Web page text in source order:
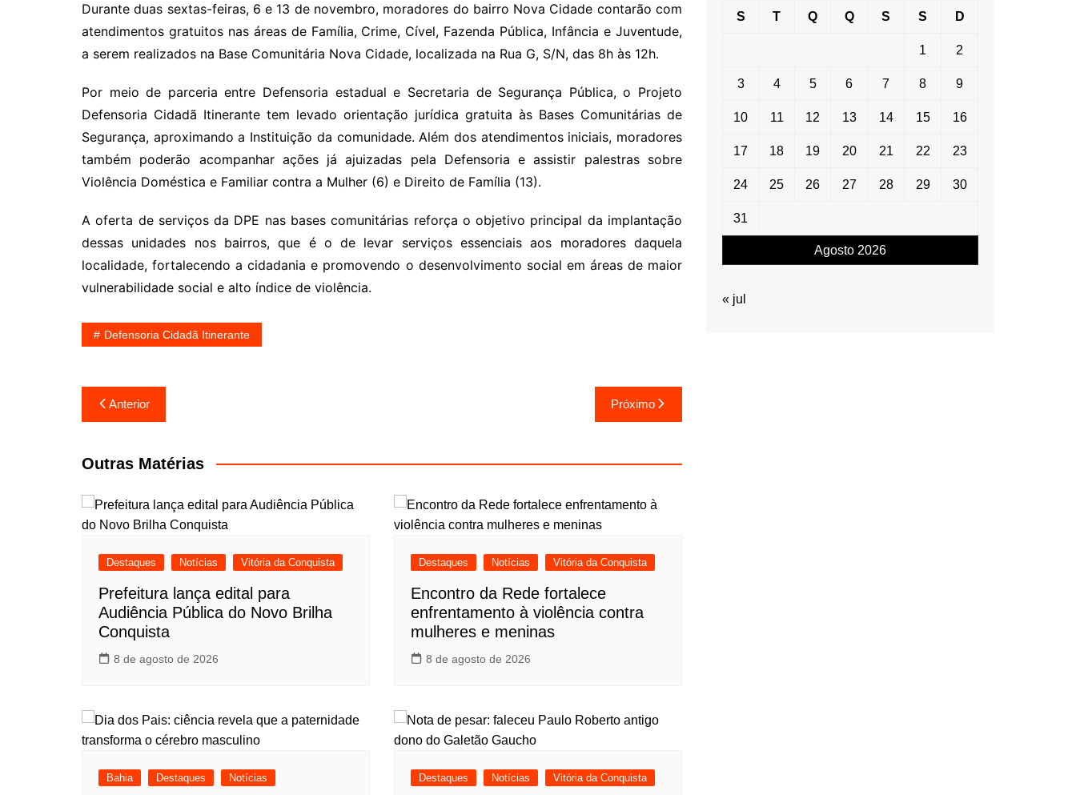
Durante duas sextas-feiras, 6 e 13 de novembro, moradores do bairro Nova Cidade contarão com
atendimentos gratuitos nas áreas de Família, Crime, Cível, Fazenda Pública, Infância e Juventude,
a serem realizados na Base Comunitária Nova Cidade, localizada na Rua G, S/N, das 8h às 12h.
Por meio de parceria entre Defensoria estadual e Secretaria de Segurança Pública, o Projeto
Defensoria Cidadã Itinerante tem levado orientação jurídica gratuita às Bases Comunitárias de
Segurança, aproximando a Instituição da comunidade. Além dos atendimentos iniciais, moradores
também poderão acompanhar ações já ajuizadas pela Defensoria e assistir palestras sobre
Violência Doméstica e Familiar contra a Mulher (6) e Direito de Família (13).
A oferta de serviços da DPE nas bases comunitárias reforça o objetivo principal da implantação
dessas unidades nos bairros, que é o de levar serviços essenciais aos moradores daquela
localidade, fortalecendo a cidadania e promovendo o desenvolvimento social em áreas de maior
vulnerabilidade social e alto índice de violência.
Defensoria Cidadã Itinerante
Navegação
de
Post
Anterior Próximo
Outras Matérias
Destaques Notícias Vitória da Conquista
Prefeitura lança edital para
Audiência Pública do Novo Brilha
Conquista
8 de agosto de 2026
Destaques Notícias Vitória da Conquista
Encontro da Rede fortalece
enfrentamento à violência contra
mulheres e meninas
8 de agosto de 2026
Bahia Destaques Notícias Destaques Notícias Vitória da Conquista
Agosto 2026
S T Q Q S S D
1 2
3 4 5 6 7 8 9
10 11 12 13 14 15 16
17 18 19 20 21 22 23
24 25 26 27 28 29 30
31
« jul